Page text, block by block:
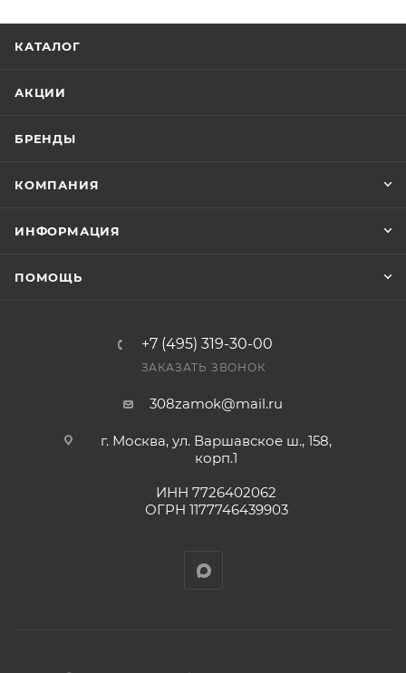
Конечная цена будет отображена в высланном
Фактом подтверждения покупки будет считаться
КАТАЛОГ
АКЦИИ
БРЕНДЫ
КОМПАНИЯ
ИНФОРМАЦИЯ
ПОМОЩЬ
+7 (495) 319-30-00
ЗАКАЗАТЬ ЗВОНОК
308zamok@mail.ru
г. Москва, ул. Варшавское ш., 158,
корп.1
ИНН 7726402062
ОГРН 1177746439903